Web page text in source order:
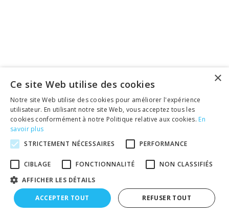
×
Ce site Web utilise des cookies
Notre site Web utilise des cookies pour améliorer l'expérience
utilisateur. En utilisant notre site Web, vous acceptez tous les
cookies conformément à notre Politique relative aux cookies. En
savoir plus
STRICTEMENT NÉCESSAIRES
PERFORMANCE
CIBLAGE FONCTIONNALITÉ
NON CLASSIFIÉS
AFFICHER LES DÉTAILS
ACCEPTER TOUT REFUSER TOUT